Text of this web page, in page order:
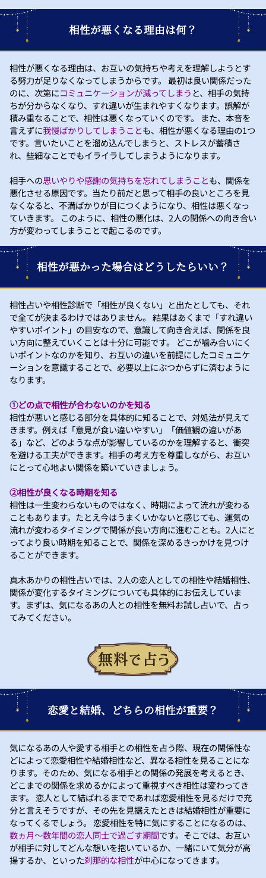
相性が悪くなる理由は何？
相性が悪くなる理由は、お互いの気持ちや考えを理解しようとす
る努力が足りなくなってしまうからです。 最初は良い関係だった
のに、次第にコミュニケーションが減ってしまう と、相手の気持
ちが分からなくなり、すれ違いが生まれやすくなります。誤解が
積み重なることで、相性は悪くなっていくのです。 また、本音を
言えずに我慢ばかりしてしまうことも、相性が悪くなる理由の1つ
です。言いたいことを溜め込んでしまうと、ストレスが蓄積さ
れ、些細なことでもイライラしてしまうようになります。
相手への思いやりや感謝の気持ちを忘れてしまうことも、関係を
悪化させる原因です。当たり前だと思って相手の良いところを見
なくなると、不満ばかりが目につくようになり、相性は悪くなっ
ていきます。 このように、相性の悪化は、2人の関係への向き合い
方が変わってしまうことで起こるのです。
相性が悪かった場合はどうしたらいい？
相性占いや相性診断で「相性が良くない」と出たとしても、それ
で全てが決まるわけではありません。 結果はあくまで「すれ違い
やすいポイント」の目安なので、意識して向き合えば、関係を良
い方向に整えていくことは十分に可能です。 どこが噛み合いにく
いポイントなのかを知り、お互いの違いを前提にしたコミュニケ
ーションを意識することで、必要以上にぶつからずに済むように
なります。
①どの点で相性が合わないのかを知る
相性が悪いと感じる部分を具体的に知ることで、対処法が見えて
きます。例えば「意見が食い違いやすい」「価値観の違いがあ
る」など、どのような点が影響しているのかを理解すると、衝突
を避ける工夫ができます。相手の考え方を尊重しながら、お互い
にとって心地よい関係を築いていきましょう。
②相性が良くなる時期を知る
相性は一生変わらないものではなく、時期によって流れが変わる
こともあります。たとえ今はうまくいかないと感じても、運気の
流れが変わるタイミングで関係が良い方向に進むことも。2人にと
ってより良い時期を知ることで、関係を深めるきっかけを見つけ
ることができます。
真木あかりの相性占いでは、2人の恋人としての相性や結婚相性、
関係が変化するタイミングについても具体的にお伝えしていま
す。まずは、気になるあの人との相性を無料お試し占いで、占っ
てみてください。
恋愛と結婚、どちらの相性が重要？
気になるあの人や愛する相手との相性を占う際、現在の関係性な
どによって恋愛相性や結婚相性など、異なる相性を見ることにな
ります。そのため、気になる相手との関係の発展を考えるとき、
どこまでの関係を求めるかによって重視すべき相性は変わってき
ます。 恋人として結ばれるまでであれば恋愛相性を見るだけで充
分と言えそうですが、その先を見据えたときは結婚相性が重要に
なってくるでしょう。 恋愛相性を特に気にすることになるのは、
数ヵ月～数年間の恋人同士で過ごす期間です。そこでは、お互い
が相手に対してどんな想いを抱いているか、一緒にいて気分が高
揚するか、といった刹那的な相性が中心になってきます。